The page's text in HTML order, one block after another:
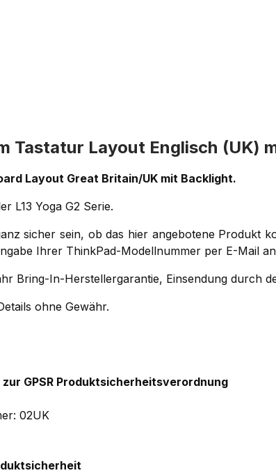
Tastatur Layout Englisch (UK)
Layout Great Britain/UK mit Backlight.
L13 Yoga G2 Serie.
sicher sein, ob das hier angebotene Produkt
Ihrer ThinkPad-Modellnummer per E-Mail
Bring-In-Herstellergarantie, Einsendung durch
ohne Gewähr.
GPSR Produktsicherheitsverordnung
02UK